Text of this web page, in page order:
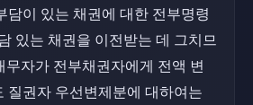
담이 있는 채권에 대한 전부명령
있는 채권을 이전받는 데 그치므
무자가 전부채권자에게 전액 변
질권자 우선변제분에 대하여는